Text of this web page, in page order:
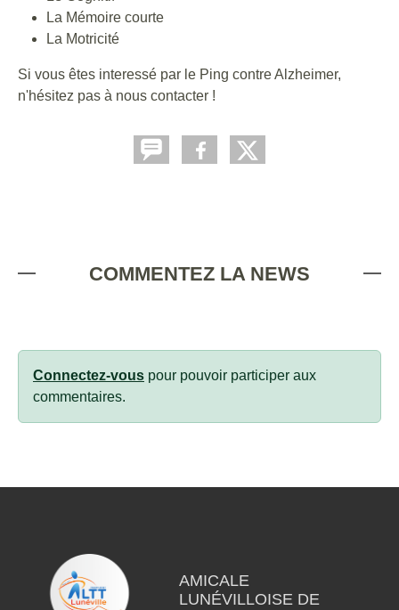
La Mémoire courte
La Motricité
Si vous êtes interessé par le Ping contre Alzheimer,
n'hésitez pas à nous contacter !
COMMENTEZ LA NEWS
Connectez-vous pour pouvoir participer aux
commentaires.
AMICALE
LUNÉVILLOISE DE